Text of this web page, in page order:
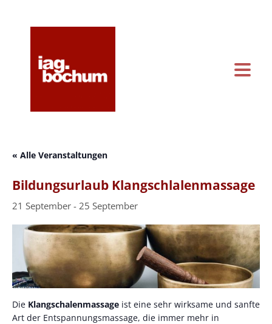
« Alle Veranstaltungen
Bildungsurlaub Klangschlalenmassage
21 September - 25 September
Die Klangschalenmassage ist eine sehr wirksame und sanfte
Art der Entspannungsmassage, die immer mehr in